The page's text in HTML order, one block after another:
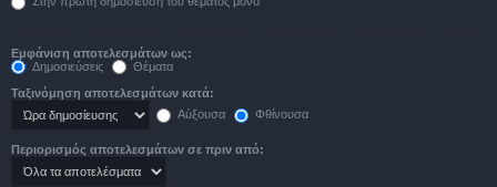
Εμφάνιση αποτελεσμάτων ως:
Δημοσιεύσεις
Θέματα
Ταξινόμηση αποτελεσμάτων κατά:
Αύξουσα
Φθίνουσα
Περιορισμός αποτελεσμάτων σε πριν από: